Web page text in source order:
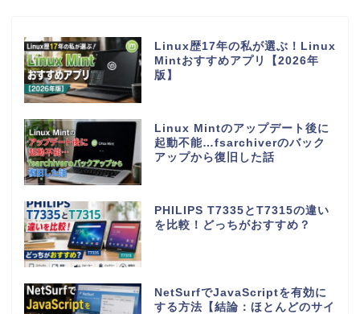
Linux歴17年の私が選ぶ！Linux
Mintおすすめアプリ【2026年
版】
Linux Mintのアップデート後に
起動不能…fsarchiverのバック
アップから復旧した話
PHILIPS T7335とT7315の違い
を比較！どっちがおすすめ？
NetSurfでJavaScriptを有効に
する方法【結論：ほとんどのサイ